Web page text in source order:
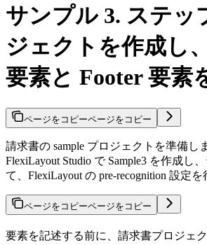
サンプル 3. ステッ
ジェクトを作成し
要素と Footer 要素
ページをコピーページをコピー
請求書の sample プロジェクトを準備し
FlexiLayout Studio で Sample3 を作成し
て、FlexiLayout の pre-recognition 設定を
ページをコピーページをコピー
要素を記述する前に、請求書プロジェ